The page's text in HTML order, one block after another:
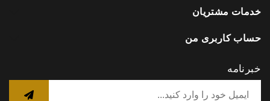
خدمات مشتریان
حساب کاربری من
خبرنامه